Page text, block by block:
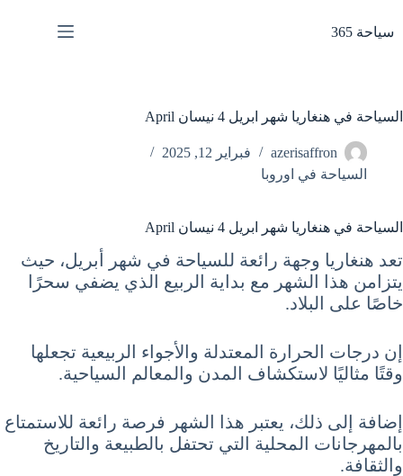
المحتوى
سياحة 365
السياحة في هنغاريا شهر ابريل 4 نيسان April
azerisaffron
فبراير 12, 2025
السياحة في اوروبا
السياحة في هنغاريا شهر ابريل 4 نيسان April
تعد هنغاريا وجهة رائعة للسياحة في شهر أبريل، حيث
يتزامن هذا الشهر مع بداية الربيع الذي يضفي سحرًا
خاصًا على البلاد.
إن درجات الحرارة المعتدلة والأجواء الربيعية تجعلها
وقتًا مثاليًا لاستكشاف المدن والمعالم السياحية.
إضافة إلى ذلك، يعتبر هذا الشهر فرصة رائعة للاستمتاع
بالمهرجانات المحلية التي تحتفل بالطبيعة والتاريخ
والثقافة.